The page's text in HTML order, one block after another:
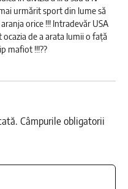
urmărit sport din lume să
orice !!! Intradevăr USA
de a arata lumii o față
mafiot !!!??
Câmpurile obligatorii